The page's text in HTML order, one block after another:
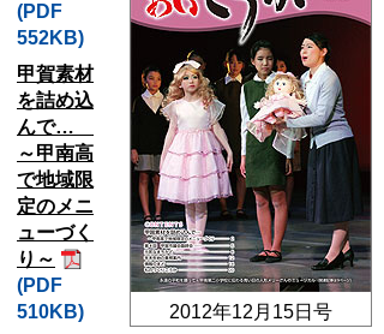
2012年12月15日号
(PDF
552KB)
甲賀素材
を詰め込
んで…
～甲南高
で地域限
定のメニ
ューづく
り～
(PDF
510KB)